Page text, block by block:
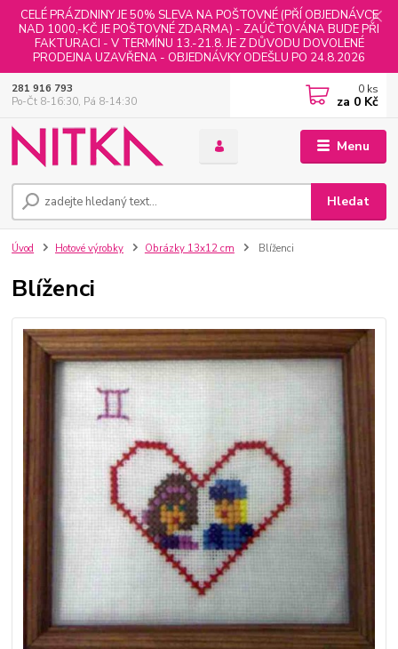
CELÉ PRÁZDNINY JE 50% SLEVA NA POŠTOVNÉ (PŘÍ OBJEDNÁVCE
NAD 1000,-KČ JE POŠTOVNÉ ZDARMA) - ZAÚČTOVÁNA BUDE PŘI
FAKTURACI - V TERMÍNU 13.-21.8. JE Z DŮVODU DOVOLENÉ
PRODEJNA UZAVŘENA - OBJEDNÁVKY ODEŠLU PO 24.8.2026
Menu
Hledat
281 916 793
Po-Čt 8-16:30, Pá 8-14:30
0 ks
za 0 Kč
Úvod Hotové výrobky Obrázky 13x12 cm Blíženci
Blíženci